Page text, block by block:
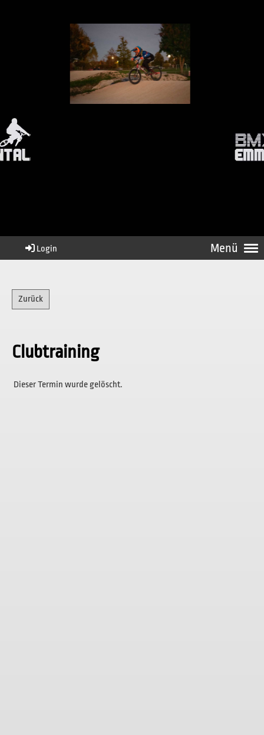
Menü
Login
Zurück
Clubtraining
Dieser Termin wurde gelöscht.